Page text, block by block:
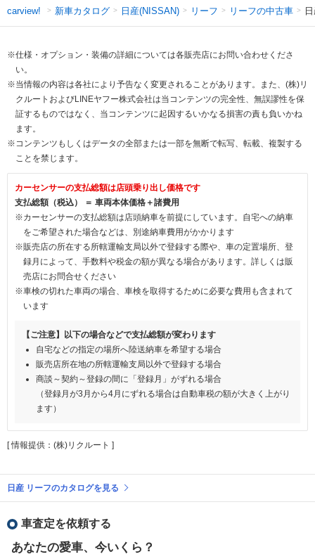
carview! 新車カタログ 日産(NISSAN) リーフ リーフの中古車
※仕様・オプション・装備の詳細については各販売店にお問い合わせくださ
い。
※当情報の内容は各社により予告なく変更されることがあります。また、(株)リ
クルートおよびLINEヤフー株式会社は当コンテンツの完全性、無誤謬性を保
証するものではなく、当コンテンツに起因するいかなる損害の責も負いかね
ます。
※コンテンツもしくはデータの全部または一部を無断で転写、転載、複製する
ことを禁じます。
カーセンサーの支払総額は店頭乗り出し価格です
支払総額（税込） ＝ 車両本体価格＋諸費用
※カーセンサーの支払総額は店頭納車を前提にしています。自宅への納車
をご希望された場合などは、別途納車費用がかかります
※販売店の所在する所轄運輸支局以外で登録する際や、車の定置場所、登
録月によって、手数料や税金の額が異なる場合があります。詳しくは販
売店にお問合せください
※車検の切れた車両の場合、車検を取得するために必要な費用も含まれて
います
【ご注意】以下の場合などで支払総額が変わります
自宅などの指定の場所へ陸送納車を希望する場合
販売店所在地の所轄運輸支局以外で登録する場合
商談～契約～登録の間に「登録月」がずれる場合
（登録月が3月から4月にずれる場合は自動車税の額が大きく上がり
ます）
[ 情報提供：(株)リクルート ]
日産 リーフのカタログを見る
車査定を依頼する
あなたの愛車、今いくら？